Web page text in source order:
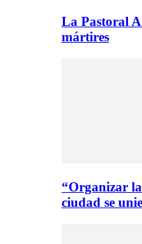
La Pastoral
mártires
“Organizar la
ciudad se